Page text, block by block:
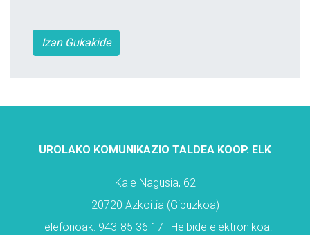
Izan Gukakide
UROLAKO KOMUNIKAZIO TALDEA KOOP. ELK
Kale Nagusia, 62
20720 Azkoitia (Gipuzkoa)
Telefonoak: 943-85 36 17 | Helbide elektronikoa: